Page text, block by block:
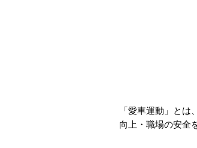
「愛車運動」と
向上・職場の安全